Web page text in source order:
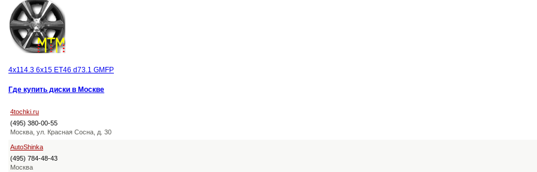
4x114.3 6x15 ET46 d73.1 GMFP
Где купить диски в Москве
4tochki.ru
(495) 380-00-55
Москва, ул. Красная Сосна, д. 30
AutoShinka
(495) 784-48-43
Москва